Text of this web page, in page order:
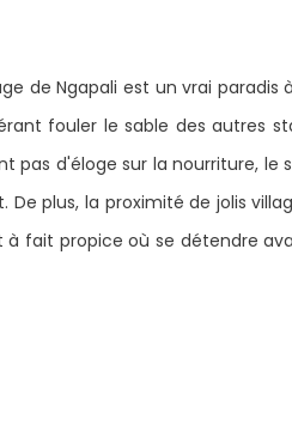
de Ngapali est un vrai paradis
fouler le sable des autres
pas d'éloge sur la nourriture, le
plus, la proximité de jolis
fait propice où se détendre